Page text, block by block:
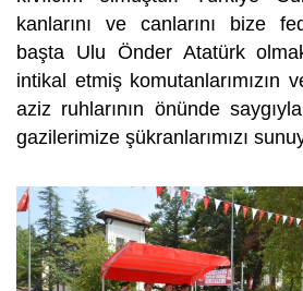
kanlarını ve canlarını bize
başta Ulu Önder Atatürk
intikal etmiş komutanlarımızın
aziz ruhlarının önünde
gazilerimize şükranlarımızı